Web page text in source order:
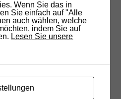
Süd ändert QRG und
Wenn Sie das in
Sie einfach auf "Alle
auch wählen, welche
indem Sie auf
Lesen Sie unsere